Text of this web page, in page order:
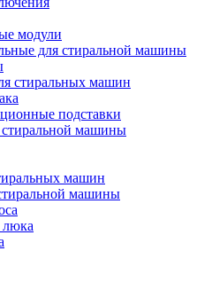
модули
для стиральной машины
стиральных машин
подставки
машины
машин
машины
люка